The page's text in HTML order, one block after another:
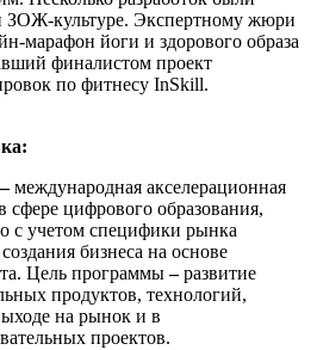
ЗОЖ-культуре. Экспертному жюри
марафон йоги и здорового образа
финалистом проект
по фитнесу InSkill.
международная акселерационная
сфере цифрового образования,
с учетом специфики рынка
бизнеса на основе
Цель программы–развитие
продуктов, технологий,
на рынок и в
проектов.